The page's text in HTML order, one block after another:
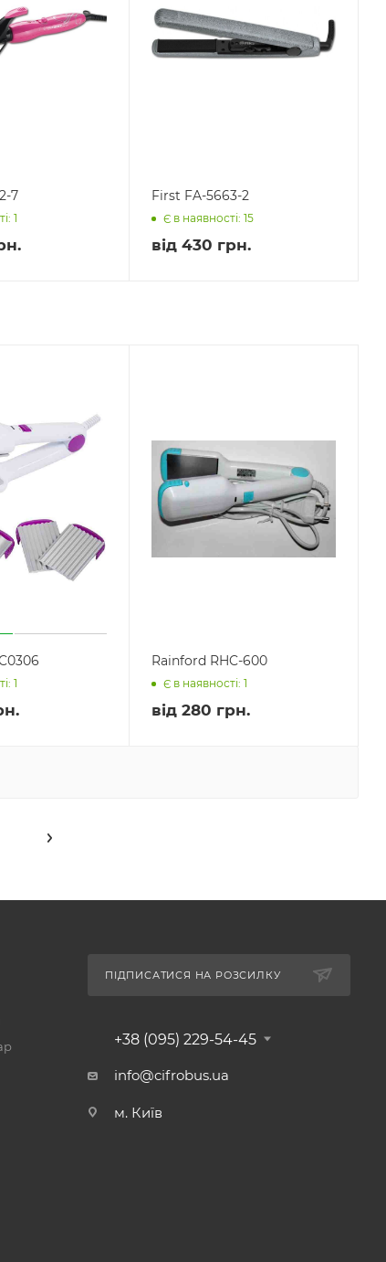
7
1
First FA-5663-2
Є в наявності: 15
від 430 грн.
1
Rainford RHC-600
Є в наявності: 1
від 280 грн.
ПІДПИСАТИСЯ НА РОЗСИЛКУ
+38 (095) 229-54-45
info@cifrobus.ua
м. Київ